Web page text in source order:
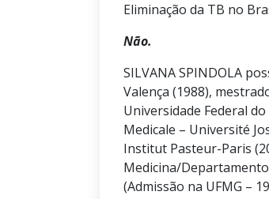
Eliminação da TB no
Não.
SILVANA SPINDOLA
Valença (1988),
Universidade Federal
Medicale – Université
Institut Pasteur-Paris
Medicina/
(Admissão na UFMG –